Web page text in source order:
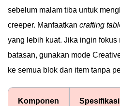
sebelum malam tiba untuk
creeper. Manfaatkan crafting
yang lebih kuat. Jika ingin fokus
batasan, gunakan mode
ke semua blok dan item tanpa
Komponen Spesifikasi